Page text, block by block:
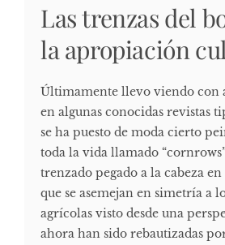
Las trenzas del
la apropiación
Últimamente llevo viendo con
en algunas conocidas revistas
se ha puesto de moda cierto
toda la vida llamado
trenzado pegado a la cabeza
que se asemejan en simetría a
agrícolas visto desde una
ahora han sido rebautizadas